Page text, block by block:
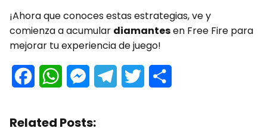
¡Ahora que conoces estas estrategias, ve y
comienza a acumular diamantesen Free Fire para
mejorar tu experiencia de juego!
c
W
a
s
Related Posts: